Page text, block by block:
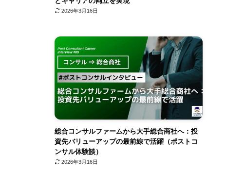
2026年3月16日
総合コンサルファームから大手総合商社へ：投
資先バリューアップの最前線で活躍（ポストコ
ンサル体験談）
2026年3月16日